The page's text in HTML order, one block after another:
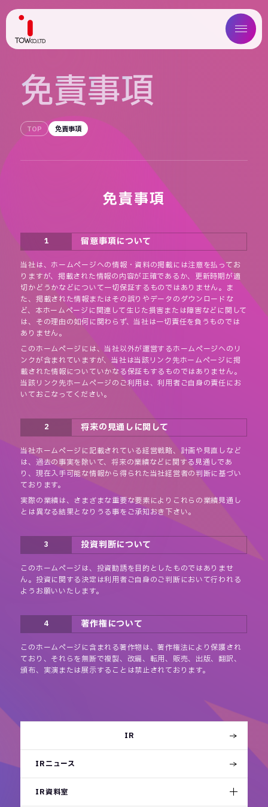
ABOUT US
SERVICE
MAGAZINE
COMPANY
IR
免責事項
TOP 免責事項
免責事項
1 留意事項について
当社は、ホームページへの情報・資料の掲載には注意を払ってお
りますが、掲載された情報の内容が正確であるか、更新時期が適
切かどうかなどについて一切保証するものではありません。ま
た、掲載された情報またはその誤りやデータのダウンロードな
ど、本ホームページに関連して生じた損害または障害などに関して
は、その理由の如何に関わらず、当社は一切責任を負うものでは
ありません。
このホームページには、当社以外が運営するホームページへのリ
ンクが含まれていますが、当社は当該リンク先ホームページに掲
載された情報についていかなる保証もするものではありません。
当該リンク先ホームページのご利用は、利用者ご自身の責任にお
いておこなってください。
2 将来の見通しに関して
当社ホームページに記載されている経営戦略、計画や見直しなど
は、過去の事実を除いて、将来の業績などに関する見通しであ
り、現在入手可能な情報から得られた当社経営者の判断に基づい
ております。
実際の業績は、さまざまな重要な要素によりこれらの業績見通し
とは異なる結果となりうる事をご承知おき下さい。
3 投資判断について
このホームページは、投資勧誘を目的としたものではありませ
ん。投資に関する決定は利用者ご自身のご判断において行われる
ようお願いいたします。
4 著作権について
このホームページに含まれる著作物は、著作権法により保護され
ており、それらを無断で複製、改編、転用、販売、出版、翻訳、
頒布、実演または展示することは禁止されております。
IR
IRニュース
IR資料室